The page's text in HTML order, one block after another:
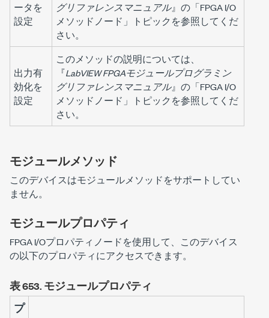
ータを
設定
グリファレンスマニュアル』の「FPGA I/O
メソッドノード」トピックを参照してくだ
さい。
出力有
効化を
設定
このメソッドの説明については、
『LabVIEW FPGAモジュールプログラミン
グリファレンスマニュアル』の「FPGA I/O
メソッドノード」トピックを参照してくだ
さい。
モジュールメソッド
このデバイスはモジュールメソッドをサポートしてい
ません。
モジュールプロパティ
FPGA I/Oプロパティノードを使用して、このデバイス
の以下のプロパティにアクセスできます。
表 653. モジュールプロパティ
プ